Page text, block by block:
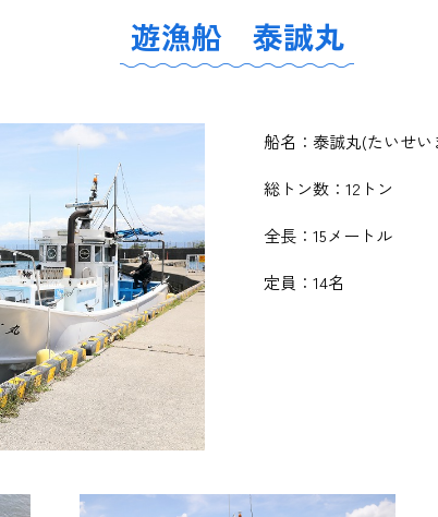
遊漁船 泰誠丸
船名：泰誠丸(たいせい
総トン数：12トン
全長：15メートル
定員：14名